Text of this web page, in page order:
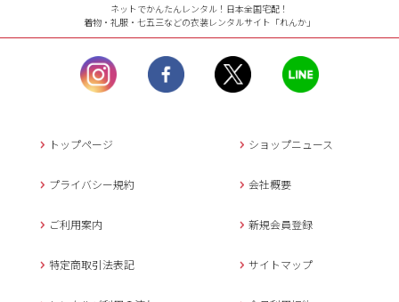
【お問い合わせ窓口（メー
ル）】10:00~17:00
土曜日、日曜日、臨
時休業日を除く。
営業時間外にいただ
返信させていただきま
年末年始、大型連休
メールでのお問い合わせ
ネットでかんたんレンタル！日本全国宅配！
着物・礼服・七五三などの衣装レンタルサイト「れんか」
トップページ ショップニュース
プライバシー規約 会社概要
ご利用案内 新規会員登録
特定商取引法表記 サイトマップ